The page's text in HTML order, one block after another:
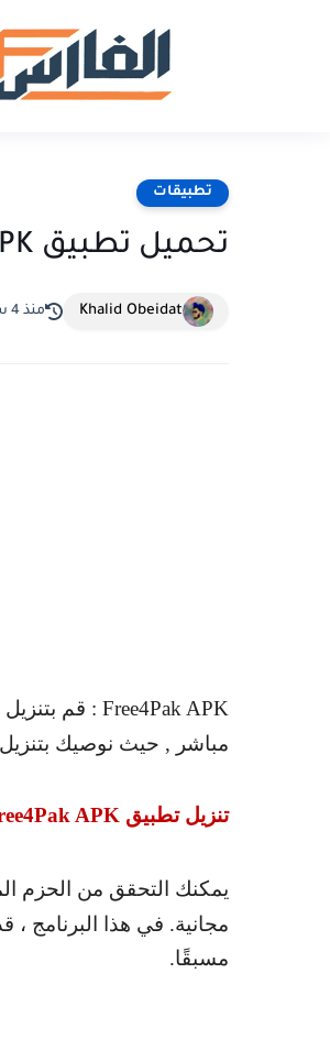
تطبيقات
تحميل تطبيق Free4Pak APK اخر اصدار للاندرويد و الايفون مجانا
Khalid Obeidat منذ 4 سنة
Free4Pak APK : قم بتنزيل
مباشر , حيث نوصيك
تنزيل تطبيق APK
يمكنك التحقق من الحزم
مجانية. في هذا البرنامج
مسبقًا.